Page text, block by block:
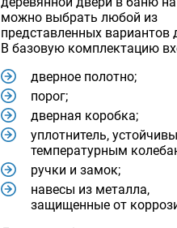
можно выбрать любой из
представленных вариантов
В базовую комплектацию
дверное полотно;
порог;
дверная коробка;
уплотнитель,
температурным
ручки и замок;
навесы из металла,
защищенные от